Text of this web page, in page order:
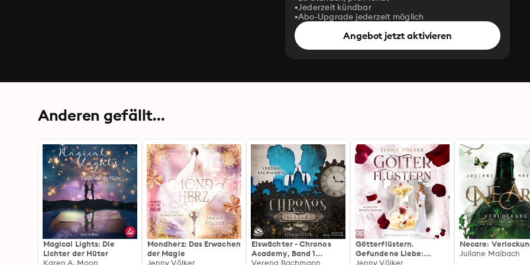
Jederzeit kündbar
Abo-Upgrade jederzeit möglich
Angebot jetzt aktivieren
Anderen gefällt...
Magical Lights: Die
Lichter der Hüter
Karen A. Moon
Mondherz: Das Erwachen
der Magie
Jenny Völker
Eiswächter - Chronos
Academy, Band 1
(Ungekürzt)
Verena Bachmann
Götterflüstern.
Gefundene Liebe:
Griechische Götter -
Jenny Völker
Necare:
Juliane Maibach